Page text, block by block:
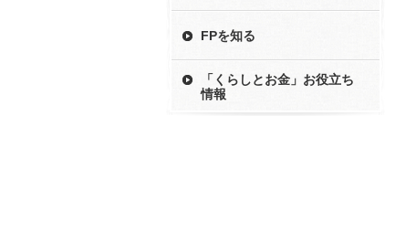
FPを知る
「くらしとお金」お役立ち
情報